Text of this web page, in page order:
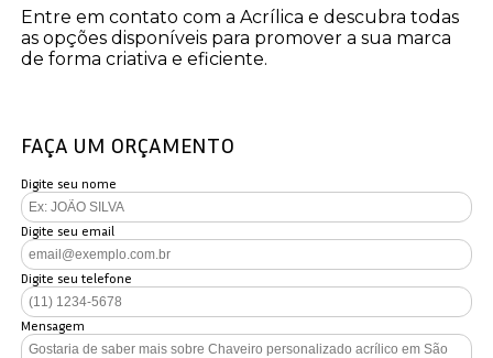
Entre em contato com a Acrílica e descubra todas
as opções disponíveis para promover a sua marca
de forma criativa e eficiente.
FAÇA UM ORÇAMENTO
Digite seu nome
Digite seu email
Digite seu telefone
Mensagem